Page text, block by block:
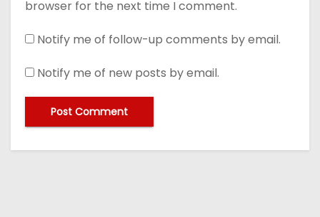
browser for the next time I comment.
Notify me of follow-up comments by email.
Notify me of new posts by email.